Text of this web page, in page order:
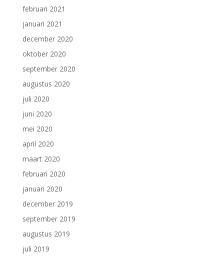
februari 2021
januari 2021
december 2020
oktober 2020
september 2020
augustus 2020
juli 2020
juni 2020
mei 2020
april 2020
maart 2020
februari 2020
januari 2020
december 2019
september 2019
augustus 2019
juli 2019